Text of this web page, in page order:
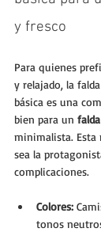
y fresco
Para quienes
y relajado, la
básica es una
bien para un
minimalista. Esta
sea la
complicaciones.
Colores:
tonos